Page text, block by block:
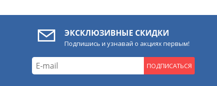
ЭКСКЛЮЗИВНЫЕ СКИДКИ
Подпишись и узнавай о акциях первым!
ПОДПИСАТЬСЯ